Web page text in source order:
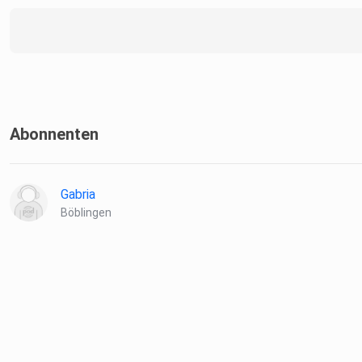
Abonnenten
Gabria
Böblingen